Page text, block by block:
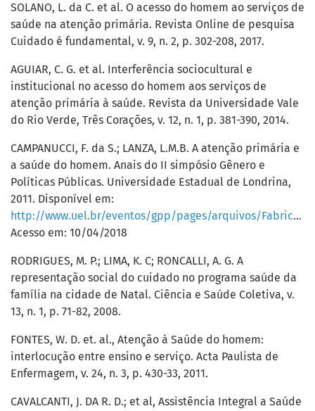
SOLANO, L. da C. et al. O acesso do homem ao serviços de
saúde na atenção primária. Revista Online de pesquisa
Cuidado é fundamental, v. 9, n. 2, p. 302-208, 2017.
AGUIAR, C. G. et al. Interferência sociocultural e
institucional no acesso do homem aos serviços de
atenção primária à saúde. Revista da Universidade Vale
do Rio Verde, Três Corações, v. 12, n. 1, p. 381-390, 2014.
CAMPANUCCI, F. da S.; LANZA, L.M.B. A atenção primária e
a saúde do homem. Anais do II simpósio Gênero e
Políticas Públicas. Universidade Estadual de Londrina,
2011. Disponível em:
http://www.uel.br/eventos/gpp/pages/arquivos/Fabricio%20Campanucci.pdf
Acesso em: 10/04/2018
RODRIGUES, M. P.; LIMA, K. C; RONCALLI, A. G. A
representação social do cuidado no programa saúde da
família na cidade de Natal. Ciência e Saúde Coletiva, v.
13, n. 1, p. 71-82, 2008.
FONTES, W. D. et. al., Atenção à Saúde do homem:
interlocução entre ensino e serviço. Acta Paulista de
Enfermagem, v. 24, n. 3, p. 430-33, 2011.
CAVALCANTI, J. DA R. D.; et al, Assistência Integral a Saúde